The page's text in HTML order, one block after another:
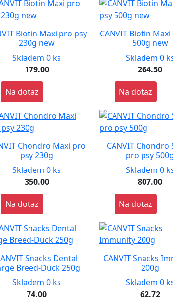
Biotin Maxi pro psy
230g new
Skladem 0 ks
179.00
Na dotaz
CANVIT Biotin
500g new
Skladem 0
264.50
Na dotaz
Chondro Maxi pro
psy 230g
Skladem 0 ks
350.00
Na dotaz
CANVIT Chondro
pro psy 500g
Skladem 0
807.00
Na dotaz
Snacks Dental
Breed-Duck 250g
Skladem 0 ks
74.00
CANVIT Snacks
200g
Skladem 0
62.72